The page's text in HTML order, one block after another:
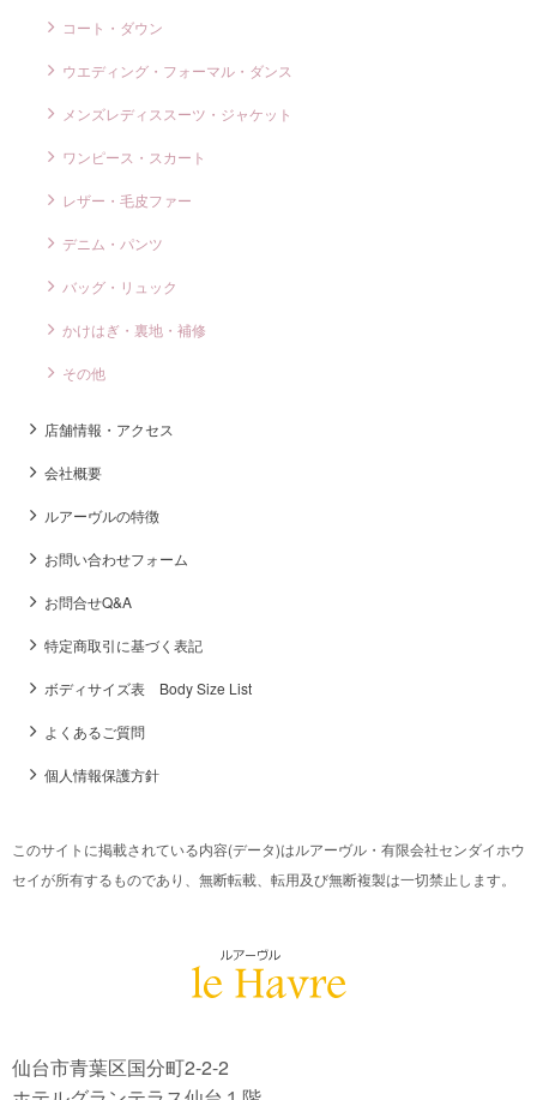
コート・ダウン
ウエディング・フォーマル・ダンス
メンズレディススーツ・ジャケット
ワンピース・スカート
レザー・毛皮ファー
デニム・パンツ
バッグ・リュック
かけはぎ・裏地・補修
その他
店舗情報・アクセス
会社概要
ルアーヴルの特徴
お問い合わせフォーム
お問合せQ&A
特定商取引に基づく表記
ボディサイズ表 Body Size List
よくあるご質問
個人情報保護方針
このサイトに掲載されている内容(データ)はルアーヴル・有限会社センダイホウ
セイが所有するものであり、無断転載、転用及び無断複製は一切禁止します。
仙台市青葉区国分町2-2-2